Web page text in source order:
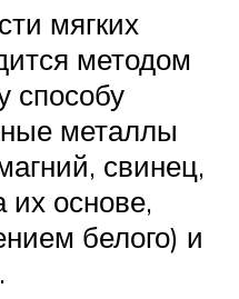
мягких
методом
способу
металлы
свинец,
их основе,
белого) и